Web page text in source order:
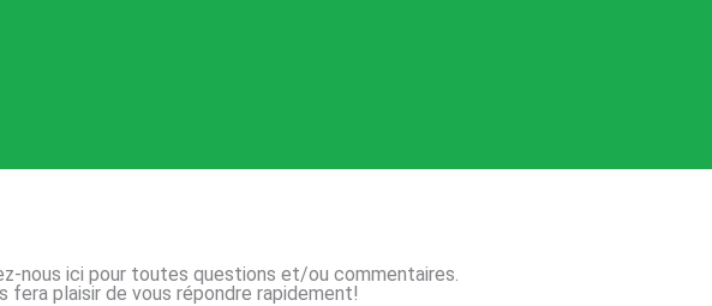
nous ici pour toutes questions et/ou commentaires.
fera plaisir de vous répondre rapidement!